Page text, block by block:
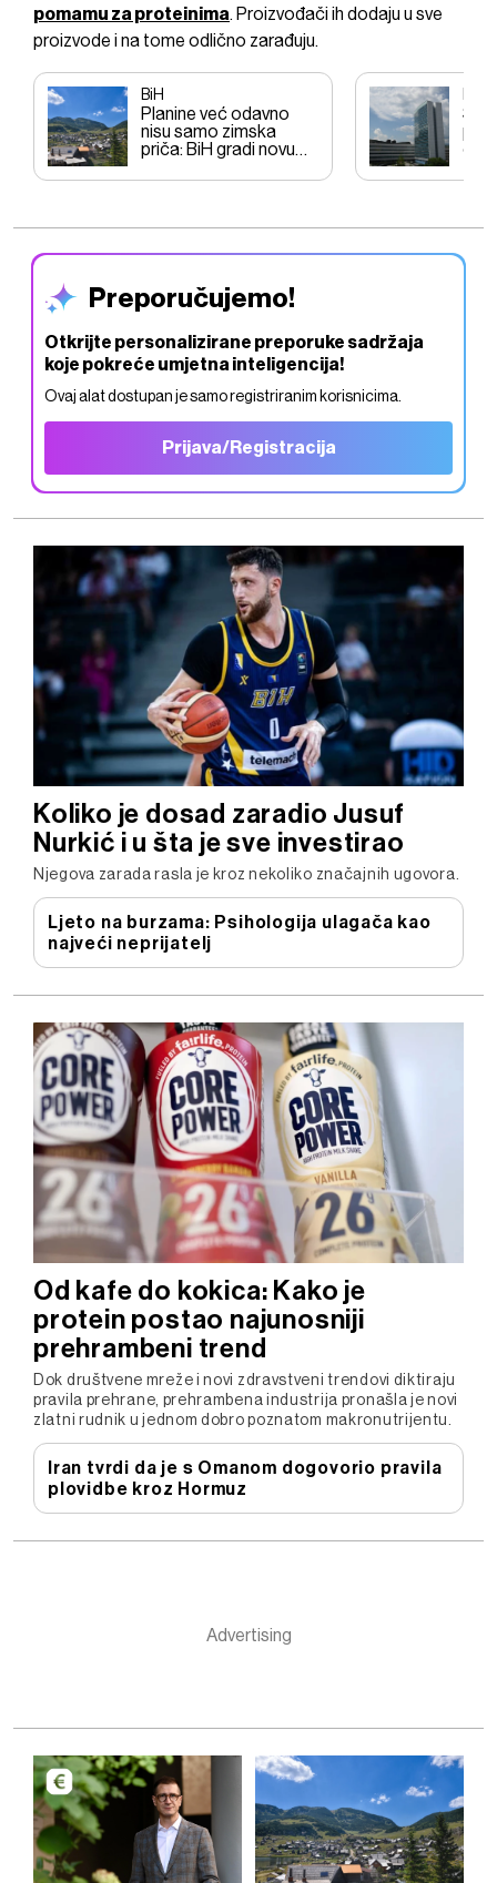
pomamu za proteinima. Proizvođači ih dodaju u sve
proizvode i na tome odlično zarađuju.
BiH
Planine već odavno
nisu samo zimska
priča: BiH gradi novu
Preporučujemo!
Otkrijte personalizirane preporuke sadržaja
koje pokreće umjetna inteligencija!
Ovaj alat dostupan je samo registriranim korisnicima.
Prijava/Registracija
Koliko je dosad zaradio Jusuf
Nurkić i u šta je sve investirao
Njegova zarada rasla je kroz nekoliko značajnih ugovora.
Ljeto na burzama: Psihologija ulagača kao
najveći neprijatelj
Od kafe do kokica: Kako je
protein postao najunosniji
prehrambeni trend
Dok društvene mreže i novi zdravstveni trendovi diktiraju
pravila prehrane, prehrambena industrija pronašla je novi
zlatni rudnik u jednom dobro poznatom makronutrijentu.
Iran tvrdi da je s Omanom dogovorio pravila
plovidbe kroz Hormuz